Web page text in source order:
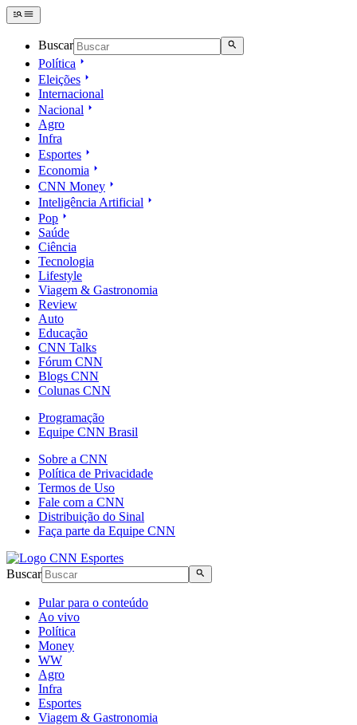
Buscar
Política
Eleições
Internacional
Nacional
Agro
Infra
Esportes
Economia
CNN Money
Inteligência Artificial
Pop
Saúde
Ciência
Tecnologia
Lifestyle
Viagem & Gastronomia
Review
Auto
Educação
CNN Talks
Fórum CNN
Blogs CNN
Colunas CNN
Programação
Equipe CNN Brasil
Sobre a CNN
Política de Privacidade
Termos de Uso
Fale com a CNN
Distribuição do Sinal
Faça parte da Equipe CNN
Buscar
Pular para o conteúdo
Ao vivo
Política
Money
WW
Agro
Infra
Esportes
Viagem & Gastronomia